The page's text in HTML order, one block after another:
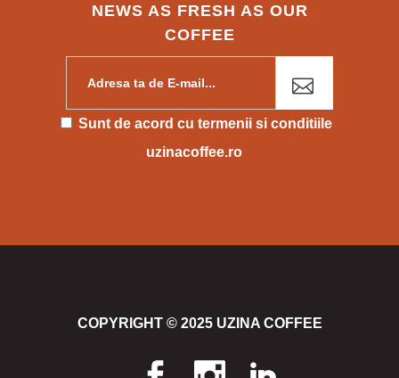
NEWS AS FRESH AS OUR
COFFEE
Please leave this field empty.
Sunt de acord cu termenii si conditiile
uzinacoffee.ro
COPYRIGHT © 2025 UZINA COFFEE